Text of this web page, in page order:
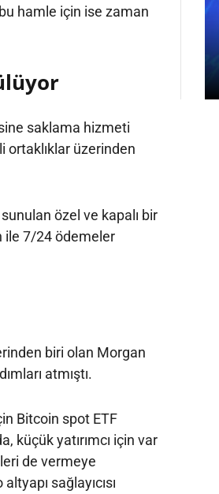
hamle için ise zaman
saklama hizmeti
üzerinden
özel ve kapalı bir
ile 7/24 ödemeler
biri olan Morgan
atmıştı.
Bitcoin spot ETF
küçük yatırımcı için var
de vermeye
sağlayıcısı